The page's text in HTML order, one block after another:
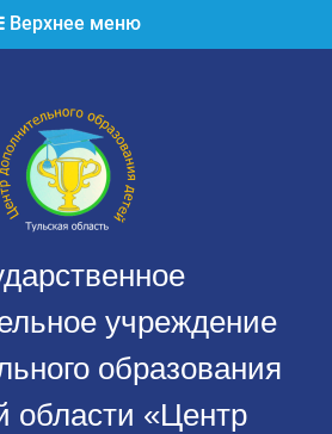
Верхнее меню
учреждение
образования
области «Центр